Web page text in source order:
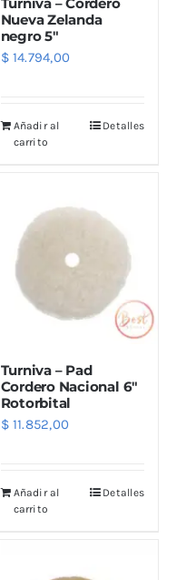
Nueva Zelanda
negro 5″
$14.794,00
Añadir al
carrito
Detalles
Turniva – Pad
Cordero Nacional 6″
Rotorbital
$11.852,00
Añadir al
carrito
Detalles